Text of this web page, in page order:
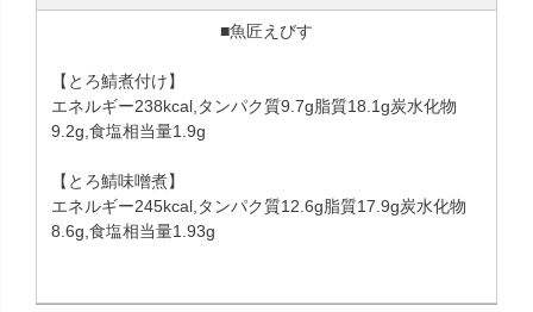
■魚匠えびす
【とろ鯖煮付け】
エネルギー238kcal,タンパク質9.7g脂質18.1g炭水化物
9.2g,食塩相当量1.9g
【とろ鯖味噌煮】
エネルギー245kcal,タンパク質12.6g脂質17.9g炭水化物
8.6g,食塩相当量1.93g